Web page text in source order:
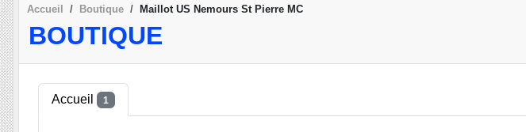
Accueil Boutique Maillot US Nemours St Pierre MC
BOUTIQUE
Accueil 1